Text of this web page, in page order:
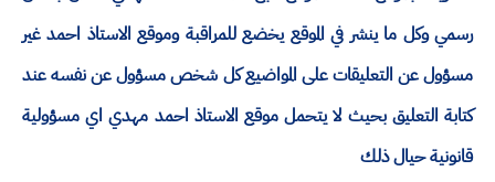
رسمي وكل ما ينشر في الموقع يخضع للمراقبة وموقع الاستاذ احمد غير
مسؤول عن التعليقات على المواضيع كل شخص مسؤول عن نفسه عند
كتابة التعليق بحيث لا يتحمل موقع الاستاذ احمد مهدي اي مسؤولية
قانونية حيال ذلك